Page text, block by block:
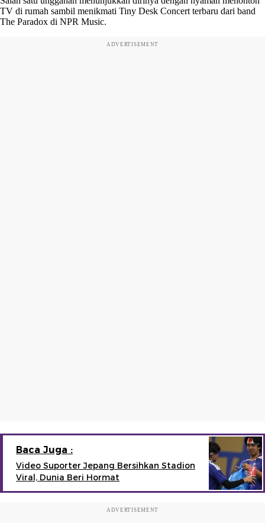
TV di rumah sambil menikmati Tiny Desk Concert terbaru dari band
The Paradox di NPR Music.
ADVERTISEMENT
Baca Juga :
Video Suporter Jepang Bersihkan Stadion
Viral, Dunia Beri Hormat
ADVERTISEMENT